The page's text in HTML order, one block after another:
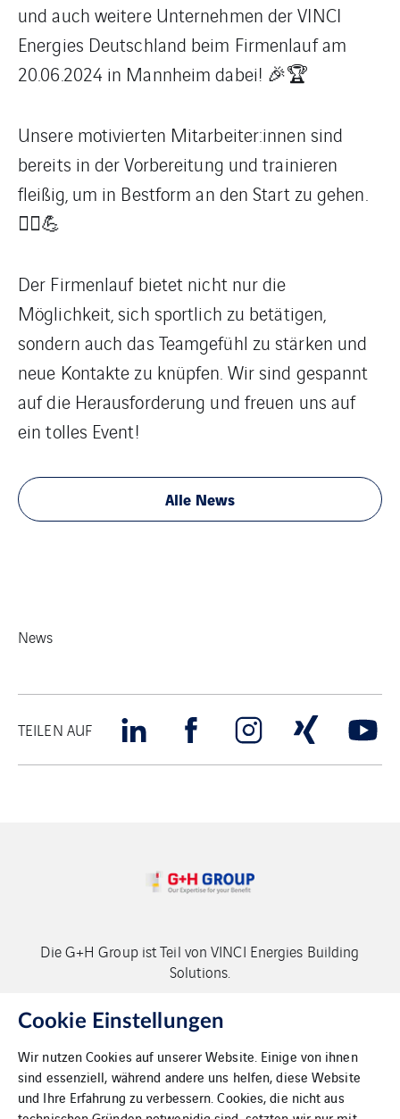
und auch weitere Unternehmen der VINCI
Energies Deutschland beim Firmenlauf am
20.06.2024 in Mannheim dabei! 🎉🏆
Unsere motivierten Mitarbeiter:innen sind
bereits in der Vorbereitung und trainieren
fleißig, um in Bestform an den Start zu gehen.
🏃‍♂️💪
Der Firmenlauf bietet nicht nur die
Möglichkeit, sich sportlich zu betätigen,
sondern auch das Teamgefühl zu stärken und
neue Kontakte zu knüpfen. Wir sind gespannt
auf die Herausforderung und freuen uns auf
ein tolles Event!
Alle News
News
TEILEN AUF
Die G+H Group ist Teil von VINCI Energies Building
Solutions.
Copyright G+H Group
Cookie Einstellungen
Wir nutzen Cookies auf unserer Website. Einige von ihnen
sind essenziell, während andere uns helfen, diese Website
und Ihre Erfahrung zu verbessern. Cookies, die nicht aus